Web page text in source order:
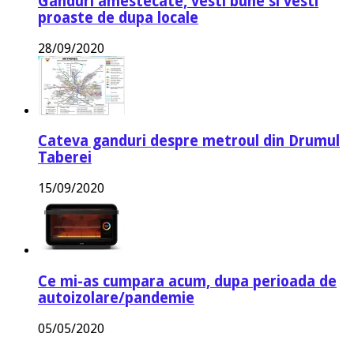
proaste de dupa locale
28/09/2020
Cateva ganduri despre metroul din Drumul
Taberei
15/09/2020
Ce mi-as cumpara acum, dupa perioada de
autoizolare/pandemie
05/05/2020